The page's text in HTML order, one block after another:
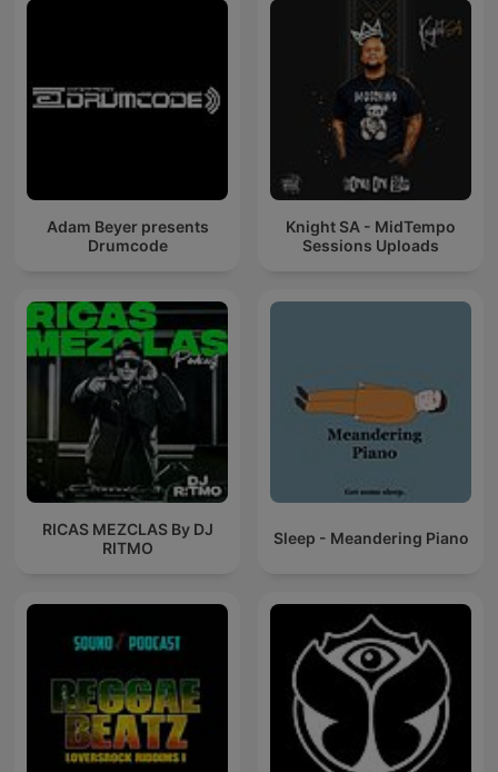
Adam Beyer presents
Drumcode
Knight SA - MidTempo
Sessions Uploads
RICAS MEZCLAS By DJ
RITMO
Sleep - Meandering Piano